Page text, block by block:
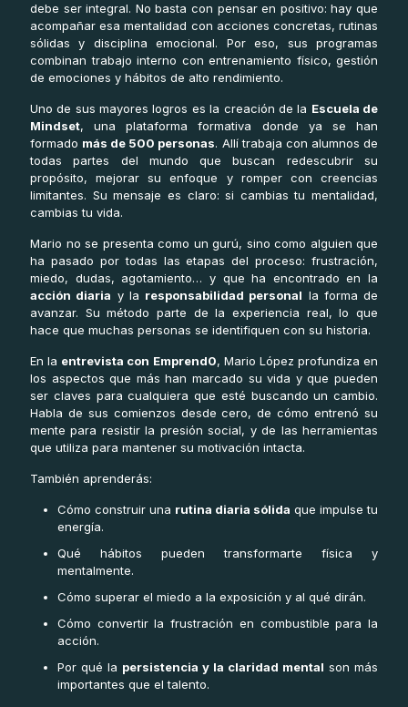
debe ser integral. No basta con pensar en positivo: hay que
acompañar esa mentalidad con acciones concretas, rutinas
sólidas y disciplina emocional. Por eso, sus programas
combinan trabajo interno con entrenamiento físico, gestión
de emociones y hábitos de alto rendimiento.
Uno de sus mayores logros es la creación de la Escuela de
Mindset, una plataforma formativa donde ya se han
formado más de 500 personas. Allí trabaja con alumnos de
todas partes del mundo que buscan redescubrir su
propósito, mejorar su enfoque y romper con creencias
limitantes. Su mensaje es claro: si cambias tu mentalidad,
cambias tu vida.
Mario no se presenta como un gurú, sino como alguien que
ha pasado por todas las etapas del proceso: frustración,
miedo, dudas, agotamiento… y que ha encontrado en la
acción diaria y la responsabilidad personal la forma de
avanzar. Su método parte de la experiencia real, lo que
hace que muchas personas se identifiquen con su historia.
En la entrevista con Emprend0, Mario López profundiza en
los aspectos que más han marcado su vida y que pueden
ser claves para cualquiera que esté buscando un cambio.
Habla de sus comienzos desde cero, de cómo entrenó su
mente para resistir la presión social, y de las herramientas
que utiliza para mantener su motivación intacta.
También aprenderás:
Cómo construir una rutina diaria sólida que impulse tu
energía.
Qué hábitos pueden transformarte física y
mentalmente.
Cómo superar el miedo a la exposición y al qué dirán.
Cómo convertir la frustración en combustible para la
acción.
Por qué la persistencia y la claridad mental son más
importantes que el talento.